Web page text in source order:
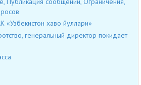
«Узбекистон хаво йуллари»
генеральный директор покидает